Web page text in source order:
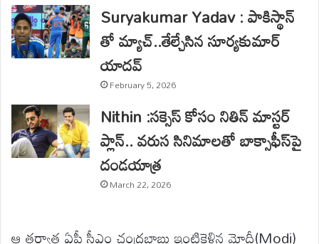
Suryakumar Yadav : పాకిస్థాన్
తో మ్యాచ్..తేల్చేసిన సూర్యకుమార్
యాదవ్
February 5, 2026
Nithin :సక్సెస్ కోసం నితిన్ మాస్టర్
ప్లాన్.. వరుస సినిమాలతో బాక్సాఫీస్‌పై
దండయాత్ర
March 22, 2026
ఆ తర్వాత ఏపీ సీఎం చంద్రబాబు ఇంటికెళ్లిన మోదీ(Modi)